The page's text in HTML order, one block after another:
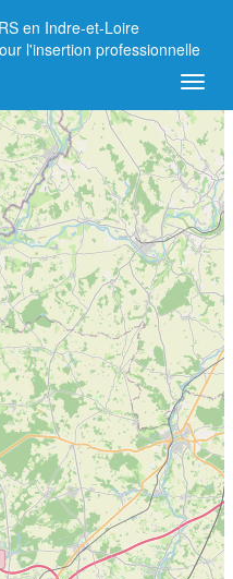
en Indre-et-Loire
l'insertion professionnelle